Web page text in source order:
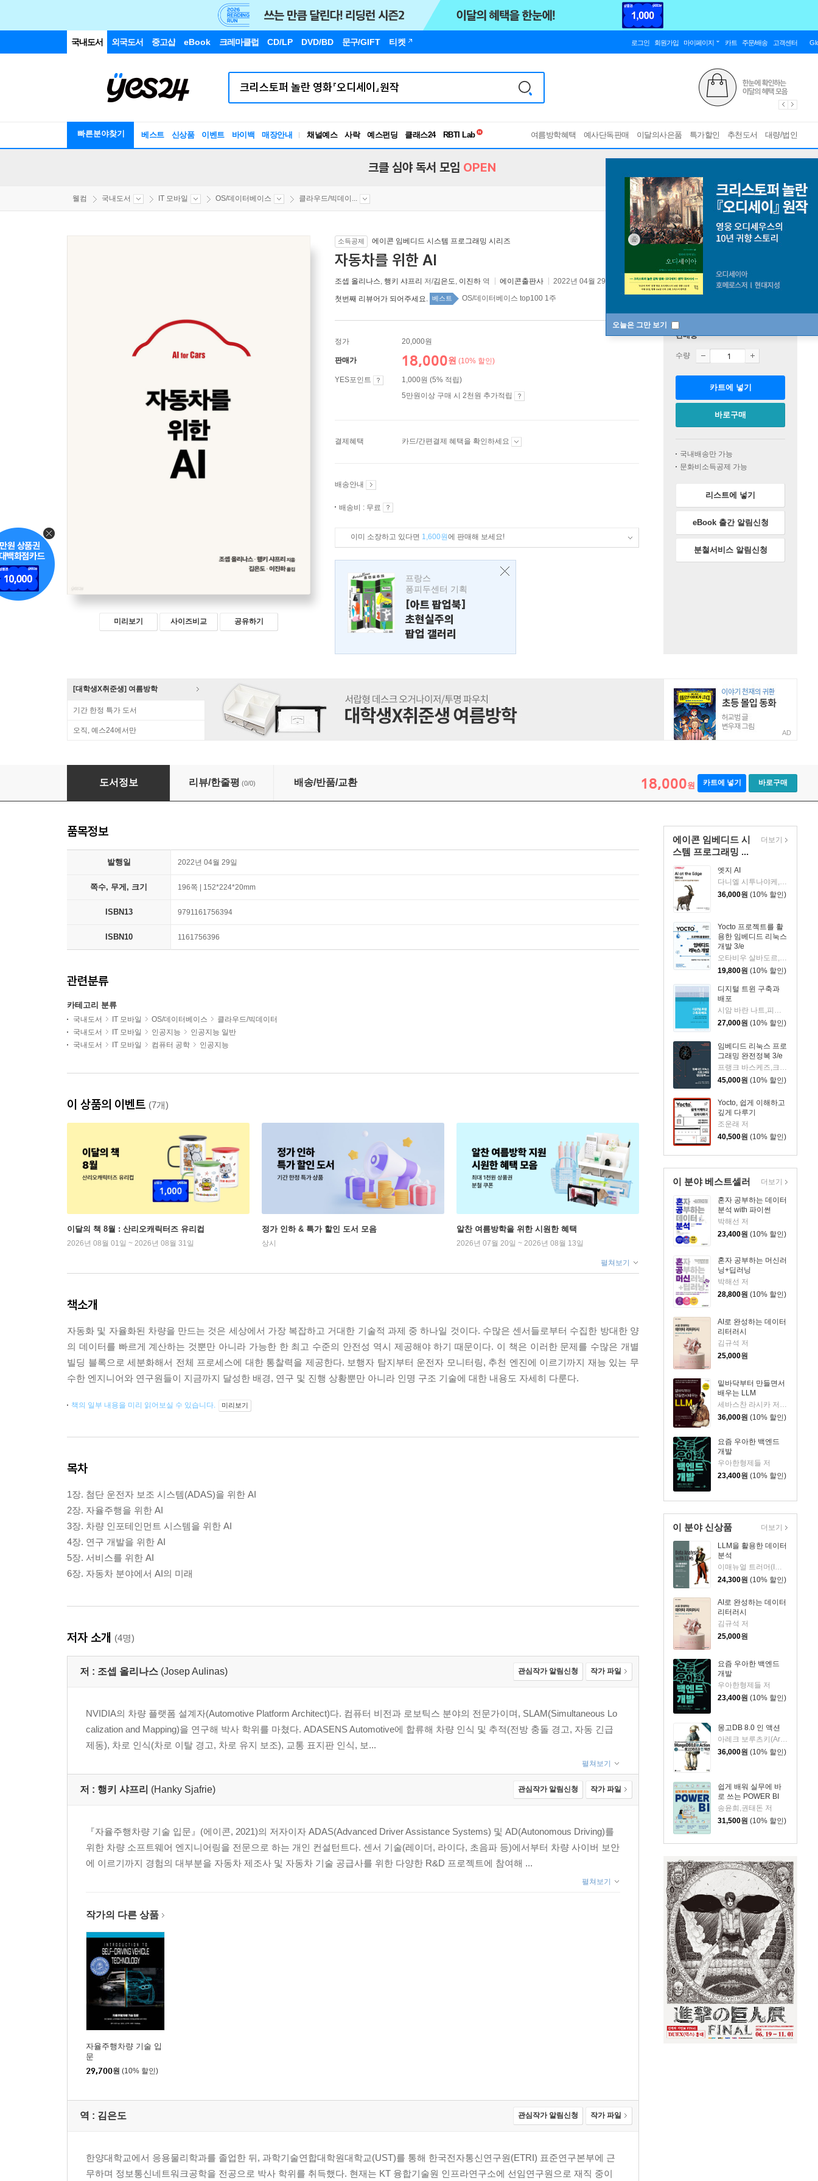
국내도서 외국도서 중고샵 eBook 크레마클럽 CD/LP DVD/BD 문구/GIFT 티켓 로그인 회원가입 마이페이지 카트 주문/배송 고객센터
빠른분야찾기 베스트 신상품 이벤트 바이백 매장안내 채널예스 사락 예스펀딩 클래스24
독서유형검사
여름방학혜택 예사단독판매 이달의사은품 특가할인 추천도서 대량/법인
오늘은 그만 보기
크클 심야 독서 모임 OPEN
웰컴 국내도서 IT 모바일 OS/데이터베이스 클라우드/빅데이...
미리보기 사이즈비교 공유하기
소득공제 에이콘 임베디드 시스템 프로그래밍 시리즈
자동차를 위한 AI
조셉 올리나스, 행키 샤프리 저/김은도, 이진하 역 에이콘출판사 2022년 04월 29일 원서 :AI for Cars
첫번째 리뷰어가 되어주세요. 베스트 OS/데이터베이스 top100 1주
정가 20,000원
판매가 18,000원 (10% 할인)
YES포인트
1,000원 (5% 적립)
5만원이상 구매 시 2천원 추가적립
결제혜택 카드/간편결제 혜택을 확인하세요
배송안내
배송비 : 무료
이미 소장하고 있다면 1,600원에 판매해 보세요!
프랑스
퐁피두센터 기획
[아트 팝업북]
초현실주의
팝업 갤러리
판매중
수량
카트에 넣기
바로구매
국내배송만 가능
문화비소득공제 가능
리스트에 넣기
eBook 출간 알림신청
분철서비스 알림신청
[대학생X취준생] 여름방학
기간 한정 특가 도서
오직, 예스24에서만 AD
자동차를 위한 AI
도서정보 리뷰/한줄평 (0/0) 배송/반품/교환 18,000원 카트에 넣기 바로구매
에이콘 임베디드 시
스템 프로그래밍 ...
엣지 AI
다니엘 시투나야케,제니 플런켓 공저/김기주 역
36,000원 (10% 할인)
Yocto 프로젝트를 활
용한 임베디드 리눅스
개발 3/e
오타비우 살바도르,다이앤 앤골리니 공저/배창혁 역
19,800원 (10% 할인)
디지털 트윈 구축과
배포
시암 바란 나트,피터 반 샬크윅 공저/최만균 역
27,000원 (10% 할인)
임베디드 리눅스 프로
그래밍 완전정복 3/e
프랭크 바스케즈,크리스 시먼즈 저/김기주,김병극,송지연 역
45,000원 (10% 할인)
Yocto, 쉽게 이해하고
깊게 다루기
조운래 저
40,500원 (10% 할인)
더보기
이 분야 베스트셀러
혼자 공부하는 데이터
분석 with 파이썬
박해선 저
23,400원 (10% 할인)
혼자 공부하는 머신러
닝+딥러닝
박해선 저
28,800원 (10% 할인)
AI로 완성하는 데이터
리터러시
김규석 저
25,000원
밑바닥부터 만들면서
배우는 LLM
세바스찬 라시카 저/박해선 역
36,000원 (10% 할인)
요즘 우아한 백엔드
개발
우아한형제들 저
23,400원 (10% 할인)
더보기
이 분야 신상품
LLM을 활용한 데이터
분석
24,300원 (10% 할인)
AI로 완성하는 데이터
리터러시
김규석 저
25,000원
요즘 우아한 백엔드
개발
우아한형제들 저
23,400원 (10% 할인)
몽고DB 8.0 인 액션
아레크 보루츠키(Arek Borucki) 저/김인범 역
36,000원 (10% 할인)
쉽게 배워 실무에 바
로 쓰는 POWER BI
송윤희,권태돈 저
31,500원 (10% 할인)
더보기
품목정보
발행일 2022년 04월 29일
쪽수, 무게, 크기 196쪽 | 152*224*20mm
ISBN13 9791161756394
ISBN10 1161756396
관련분류
카테고리 분류
국내도서 IT 모바일 OS/데이터베이스
클라우드/빅데이터
국내도서
IT 모바일 인공지능
인공지능 일반
국내도서
IT 모바일 컴퓨터 공학 인공지능
이 상품의 이벤트 (7개)
이달의 책 8월 : 산리오캐릭터즈 유리컵
2026년 08월 01일 ~ 2026년 08월 31일
정가 인하 & 특가 할인 도서 모음
상시
알찬 여름방학을 위한 시원한 혜택
2026년 07월 20일 ~ 2026년 08월 13일
펼쳐보기
책소개
자동화 및 자율화된 차량을 만드는 것은 세상에서 가장 복잡하고 거대한 기술적 과제 중 하나일 것이다. 수많은 센서들로부터 수집한 방대한 양
의 데이터를 빠르게 계산하는 것뿐만 아니라 가능한 한 최고 수준의 안전성 역시 제공해야 하기 때문이다. 이 책은 이러한 문제를 수많은 개별
빌딩 블록으로 세분화해서 전체 프로세스에 대한 통찰력을 제공한다. 보행자 탐지부터 운전자 모니터링, 추천 엔진에 이르기까지 재능 있는 무
수한 엔지니어와 연구원들이 지금까지 달성한 배경, 연구 및 진행 상황뿐만 아니라 인명 구조 기술에 대한 내용도 자세히 다룬다.
책의 일부 내용을 미리 읽어보실 수 있습니다. 미리보기
목차
1장. 첨단 운전자 보조 시스템(ADAS)을 위한 AI
2장. 자율주행을 위한 AI
3장. 차량 인포테인먼트 시스템을 위한 AI
4장. 연구 개발을 위한 AI
5장. 서비스를 위한 AI
6장. 자동차 분야에서 AI의 미래
저자 소개 (4명)
저 : 조셉 올리나스 (Josep Aulinas) 관심작가 알림신청 작가 파일
NVIDIA의 차량 플랫폼 설계자(Automotive Platform Architect)다. 컴퓨터 비전과 로보틱스 분야의 전문가이며, SLAM(Simultaneous Lo
calization and Mapping)을 연구해 박사 학위를 마쳤다. ADASENS Automotive에 합류해 차량 인식 및 추적(전방 충돌 경고, 자동 긴급
제동), 차로 인식(차로 이탈 경고, 차로 유지 보조), 교통 표지판 인식, 보...
펼쳐보기
저 : 행키 샤프리 (Hanky Sjafrie) 관심작가 알림신청 작가 파일
『자율주행차량 기술 입문』(에이콘, 2021)의 저자이자 ADAS(Advanced Driver Assistance Systems) 및 AD(Autonomous Driving)를
위한 차량 소프트웨어 엔지니어링을 전문으로 하는 개인 컨설턴트다. 센서 기술(레이더, 라이다, 초음파 등)에서부터 차량 사이버 보안
에 이르기까지 경험의 대부분을 자동차 제조사 및 자동차 기술 공급사를 위한 다양한 R&D 프로젝트에 참여해 ...
펼쳐보기
작가의 다른 상품
자율주행차량 기술 입
문
29,700원 (10% 할인)
역 : 김은도 관심작가 알림신청 작가 파일
한양대학교에서 응용물리학과를 졸업한 뒤, 과학기술연합대학원대학교(UST)를 통해 한국전자통신연구원(ETRI) 표준연구본부에 근
무하며 정보통신네트워크공학을 전공으로 박사 학위를 취득했다. 현재는 KT 융합기술원 인프라연구소에 선임연구원으로 재직 중이